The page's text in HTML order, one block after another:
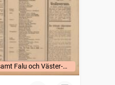
Falu och Väster-
(uppl. a).